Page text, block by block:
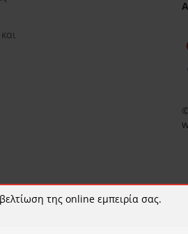
της online εμπειρία σας.